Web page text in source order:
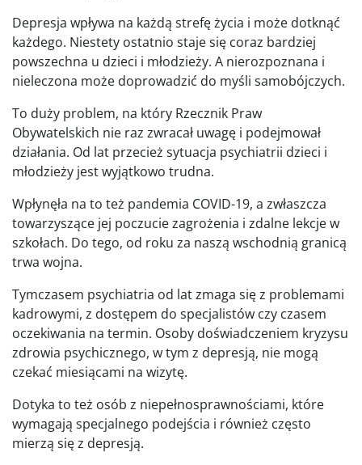
Depresja wpływa na każdą strefę życia i może dotknąć
każdego. Niestety ostatnio staje się coraz bardziej
powszechna u dzieci i młodzieży. A nierozpoznana i
nieleczona może doprowadzić do myśli samobójczych.
To duży problem, na który Rzecznik Praw
Obywatelskich nie raz zwracał uwagę i podejmował
działania. Od lat przecież sytuacja psychiatrii dzieci i
młodzieży jest wyjątkowo trudna.
Wpłynęła na to też pandemia COVID-19, a zwłaszcza
towarzyszące jej poczucie zagrożenia i zdalne lekcje w
szkołach. Do tego, od roku za naszą wschodnią granicą
trwa wojna.
Tymczasem psychiatria od lat zmaga się z problemami
kadrowymi, z dostępem do specjalistów czy czasem
oczekiwania na termin. Osoby doświadczeniem kryzysu
zdrowia psychicznego, w tym z depresją, nie mogą
czekać miesiącami na wizytę.
Dotyka to też osób z niepełnosprawnościami, które
wymagają specjalnego podejścia i również często
mierzą się z depresją.